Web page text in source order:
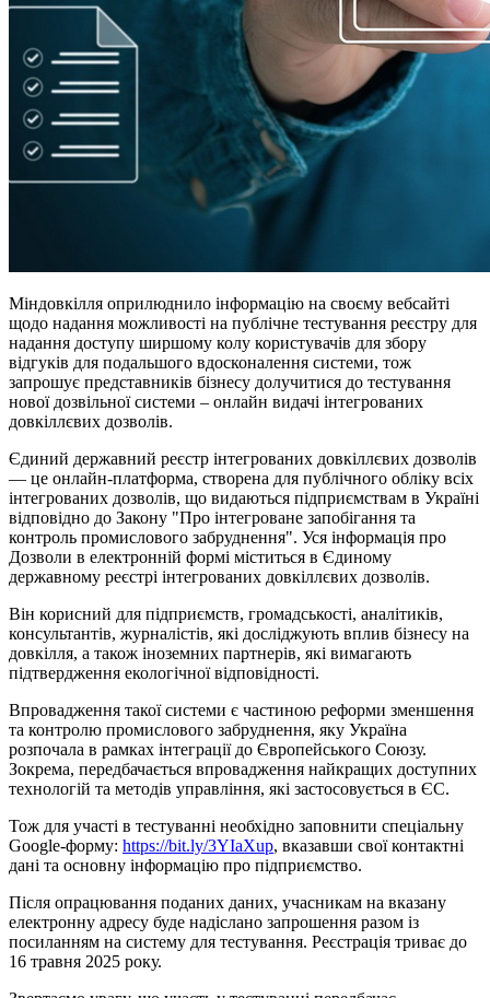
Міндовкілля оприлюднило інформацію на своєму вебсайті
щодо надання можливості на публічне тестування реєстру для
надання доступу ширшому колу користувачів для збору
відгуків для подальшого вдосконалення системи, тож
запрошує представників бізнесу долучитися до тестування
нової дозвільної системи – онлайн видачі інтегрованих
довкіллєвих дозволів.
Єдиний державний реєстр інтегрованих довкіллєвих дозволів
— це онлайн-платформа, створена для публічного обліку всіх
інтегрованих дозволів, що видаються підприємствам в Україні
відповідно до Закону "Про інтегроване запобігання та
контроль промислового забруднення". Уся інформація про
Дозволи в електронній формі міститься в Єдиному
державному реєстрі інтегрованих довкіллєвих дозволів.
Він корисний для підприємств, громадськості, аналітиків,
консультантів, журналістів, які досліджують вплив бізнесу на
довкілля, а також іноземних партнерів, які вимагають
підтвердження екологічної відповідності.
Впровадження такої системи є частиною реформи зменшення
та контролю промислового забруднення, яку Україна
розпочала в рамках інтеграції до Європейського Союзу.
Зокрема, передбачається впровадження найкращих доступних
технологій та методів управління, які застосовується в ЄС.
Тож для участі в тестуванні необхідно заповнити спеціальну
Google-форму: https://bit.ly/3YIaXup, вказавши свої контактні
дані та основну інформацію про підприємство.
Після опрацювання поданих даних, учасникам на вказану
електронну адресу буде надіслано запрошення разом із
посиланням на систему для тестування. Реєстрація триває до
16 травня 2025 року.